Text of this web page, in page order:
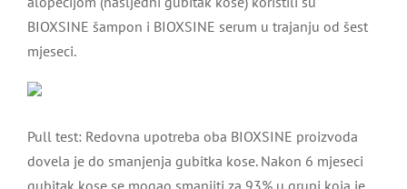
BIOXSINE šampon i BIOXSINE serum u trajanju od šest
mjeseci.
Pull test: Redovna upotreba oba BIOXSINE proizvoda
dovela je do smanjenja gubitka kose. Nakon 6 mjeseci